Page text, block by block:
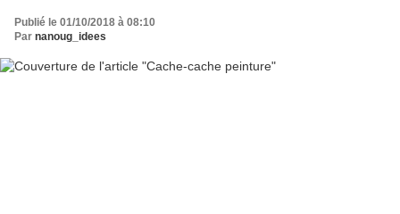
Publié le 01/10/2018 à 08:10
Par nanoug_idees